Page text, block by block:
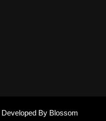
By Blossom